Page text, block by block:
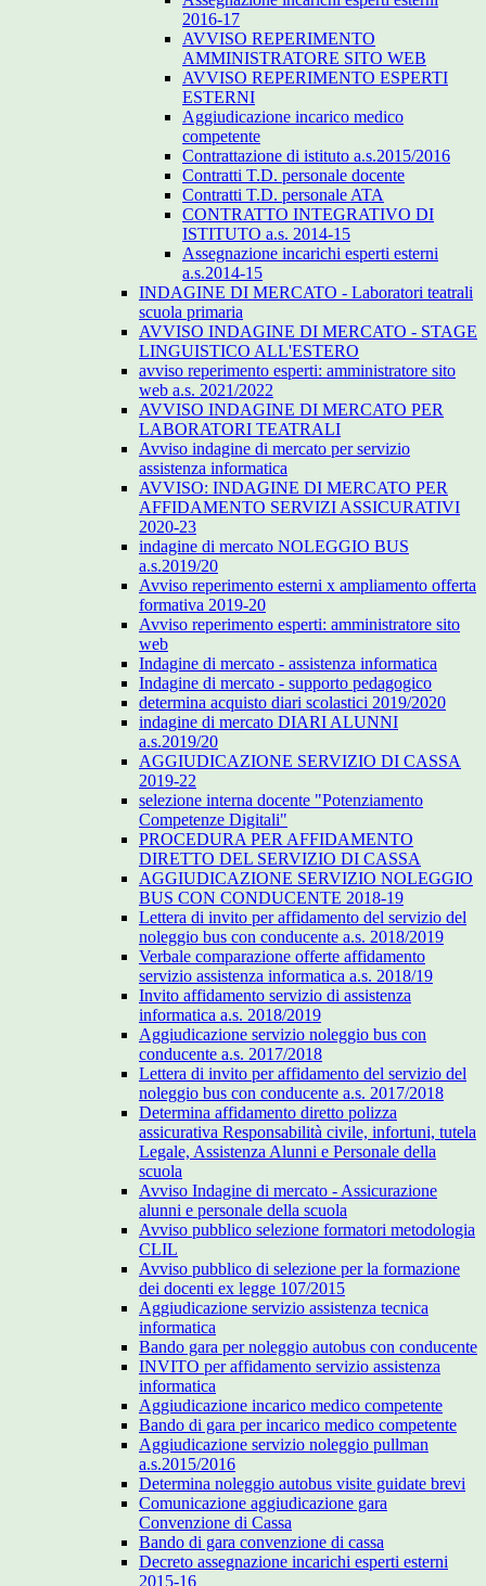
2016-17
AVVISO REPERIMENTO
AMMINISTRATORE SITO WEB
AVVISO REPERIMENTO ESPERTI
ESTERNI
Aggiudicazione incarico medico
competente
Contrattazione di istituto a.s.2015/2016
Contratti T.D. personale docente
Contratti T.D. personale ATA
CONTRATTO INTEGRATIVO DI
ISTITUTO a.s. 2014-15
Assegnazione incarichi esperti esterni
a.s.2014-15
INDAGINE DI MERCATO - Laboratori teatrali
scuola primaria
AVVISO INDAGINE DI MERCATO - STAGE
LINGUISTICO ALL'ESTERO
avviso reperimento esperti: amministratore sito
web a.s. 2021/2022
AVVISO INDAGINE DI MERCATO PER
LABORATORI TEATRALI
Avviso indagine di mercato per servizio
assistenza informatica
AVVISO: INDAGINE DI MERCATO PER
AFFIDAMENTO SERVIZI ASSICURATIVI
2020-23
indagine di mercato NOLEGGIO BUS
a.s.2019/20
Avviso reperimento esterni x ampliamento offerta
formativa 2019-20
Avviso reperimento esperti: amministratore sito
web
Indagine di mercato - assistenza informatica
Indagine di mercato - supporto pedagogico
determina acquisto diari scolastici 2019/2020
indagine di mercato DIARI ALUNNI
a.s.2019/20
AGGIUDICAZIONE SERVIZIO DI CASSA
2019-22
selezione interna docente "Potenziamento
Competenze Digitali"
PROCEDURA PER AFFIDAMENTO
DIRETTO DEL SERVIZIO DI CASSA
AGGIUDICAZIONE SERVIZIO NOLEGGIO
BUS CON CONDUCENTE 2018-19
Lettera di invito per affidamento del servizio del
noleggio bus con conducente a.s. 2018/2019
Verbale comparazione offerte affidamento
servizio assistenza informatica a.s. 2018/19
Invito affidamento servizio di assistenza
informatica a.s. 2018/2019
Aggiudicazione servizio noleggio bus con
conducente a.s. 2017/2018
Lettera di invito per affidamento del servizio del
noleggio bus con conducente a.s. 2017/2018
Determina affidamento diretto polizza
assicurativa Responsabilità civile, infortuni, tutela
Legale, Assistenza Alunni e Personale della
scuola
Avviso Indagine di mercato - Assicurazione
alunni e personale della scuola
Avviso pubblico selezione formatori metodologia
CLIL
Avviso pubblico di selezione per la formazione
dei docenti ex legge 107/2015
Aggiudicazione servizio assistenza tecnica
informatica
Bando gara per noleggio autobus con conducente
INVITO per affidamento servizio assistenza
informatica
Aggiudicazione incarico medico competente
Bando di gara per incarico medico competente
Aggiudicazione servizio noleggio pullman
a.s.2015/2016
Determina noleggio autobus visite guidate brevi
Comunicazione aggiudicazione gara
Convenzione di Cassa
Bando di gara convenzione di cassa
Decreto assegnazione incarichi esperti esterni
2015-16